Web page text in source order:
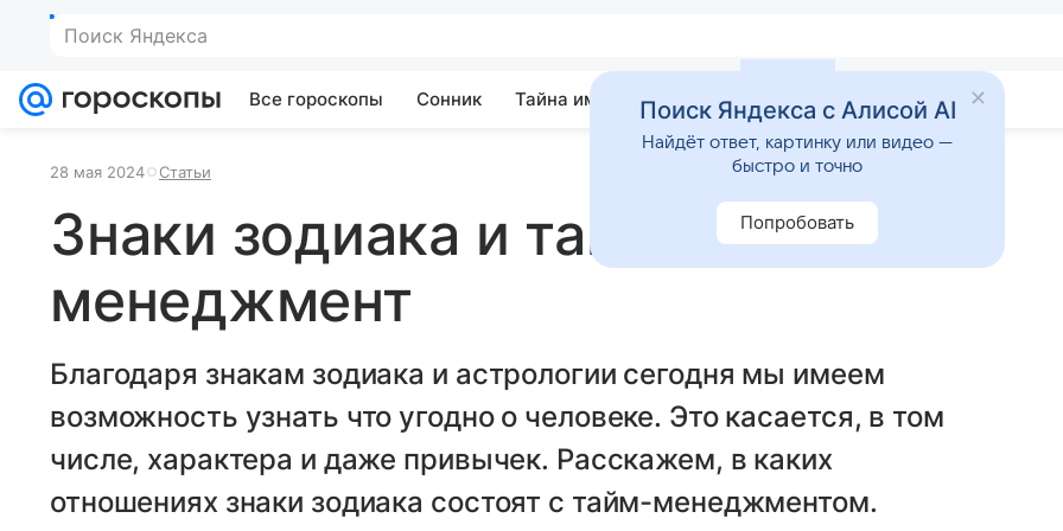
Поиск Яндекса
Все гороскопы Сонник Тайна имени Гадания Приметы
28 мая 2024 Статьи
Знаки зодиака и тайм-
менеджмент
Благодаря знакам зодиака и астрологии сегодня мы имеем
возможность узнать что угодно о человеке. Это касается, в том
числе, характера и даже привычек. Расскажем, в каких
отношениях знаки зодиака состоят с тайм-менеджментом.
Поиск Яндекса с Алисой AI
Найдёт ответ, картинку или видео —
быстро и точно
Попробовать